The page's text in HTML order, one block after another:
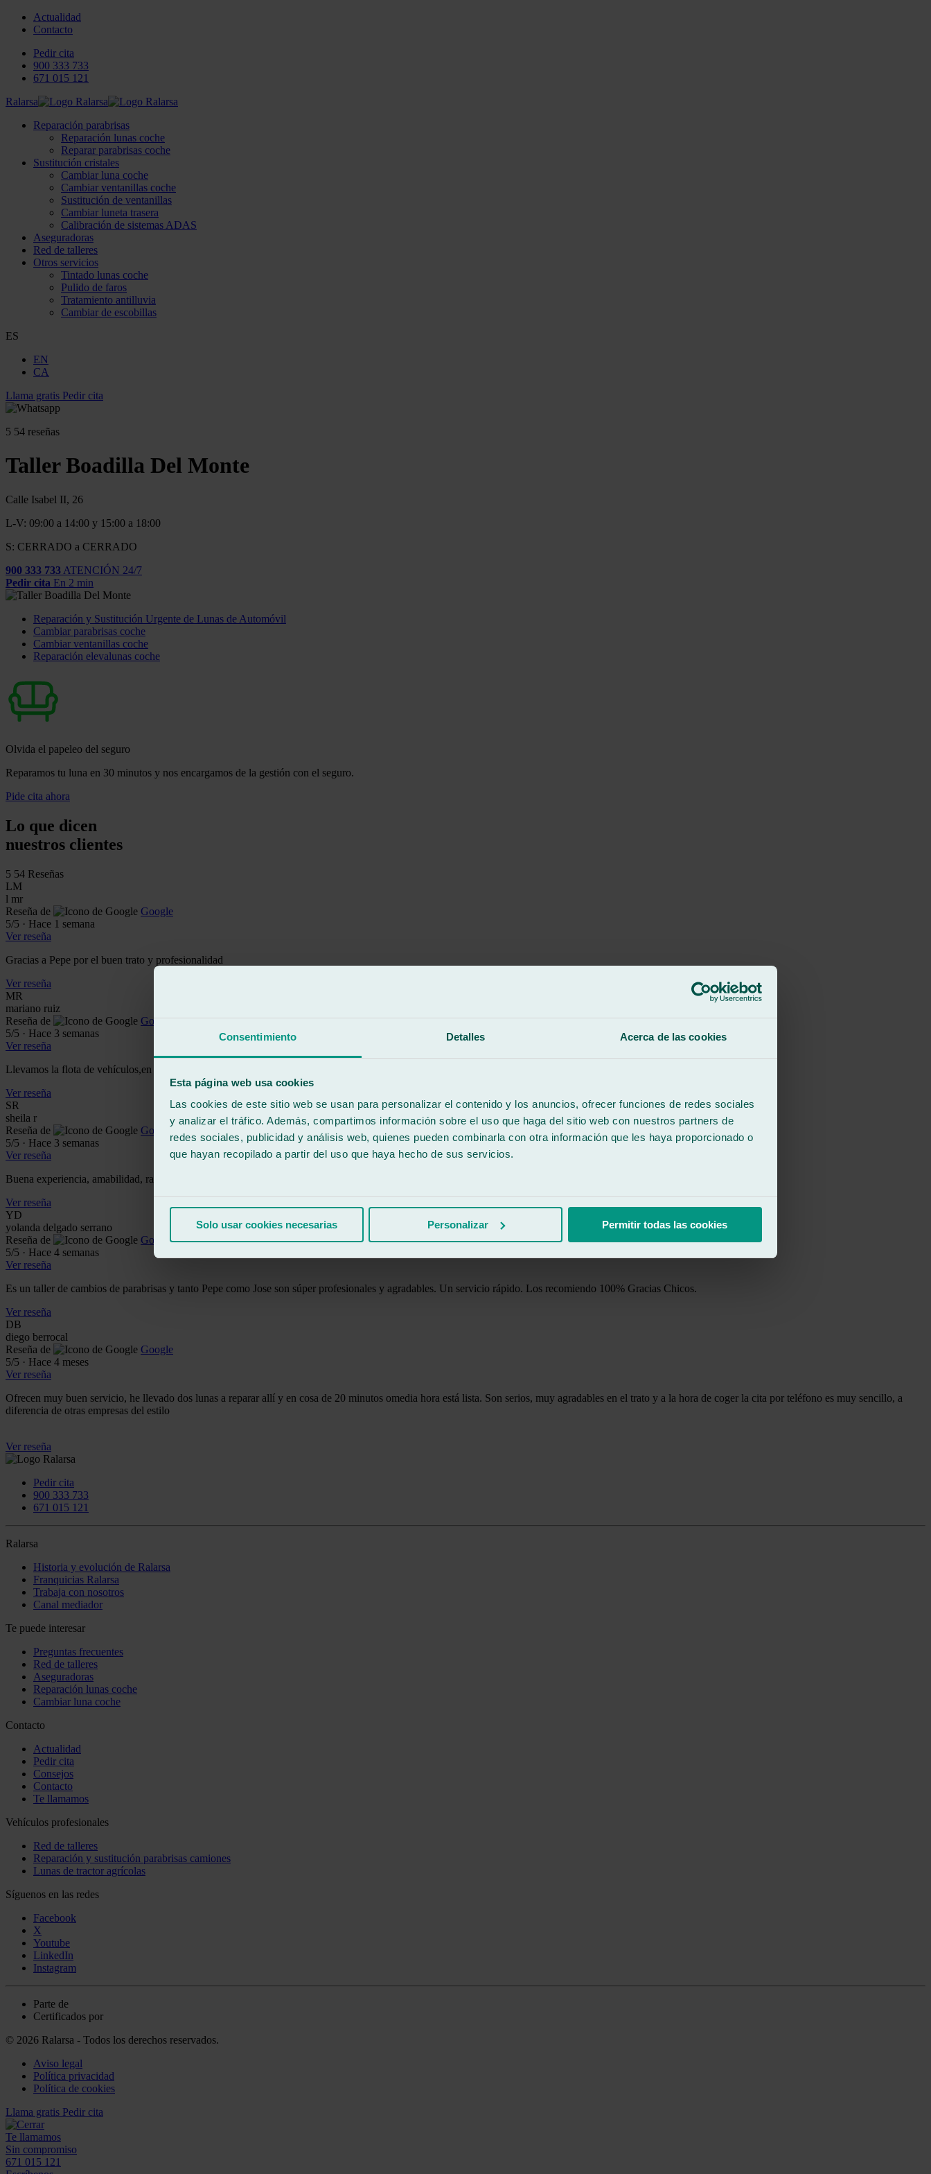
Consentimiento Detalles Acerca de las cookies
Esta página web usa cookies
Las cookies de este sitio web se usan para personalizar el contenido y los anuncios, ofrecer funciones de redes sociales
y analizar el tráfico. Además, compartimos información sobre el uso que haga del sitio web con nuestros partners de
redes sociales, publicidad y análisis web, quienes pueden combinarla con otra información que les haya proporcionado o
que hayan recopilado a partir del uso que haya hecho de sus servicios.
Solo usar cookies necesarias Personalizar Permitir todas las cookies
Actualidad
Contacto
Pedir cita
900 333 733
671 015 121
Ralarsa
Reparación parabrisas
Reparación lunas coche
Reparar parabrisas coche
Sustitución cristales
Cambiar luna coche
Cambiar ventanillas coche
Sustitución de ventanillas
Cambiar luneta trasera
Calibración de sistemas ADAS
Aseguradoras
Red de talleres
Otros servicios
Tintado lunas coche
Pulido de faros
Tratamiento antilluvia
Cambiar de escobillas
ES
EN
CA
Llama gratis Pedir cita
5 54 reseñas
Taller Boadilla Del Monte
Calle Isabel II, 26
L-V: 09:00 a 14:00 y 15:00 a 18:00
S: CERRADO a CERRADO
900 333 733 ATENCIÓN 24/7
Pedir cita En 2 min
Reparación y Sustitución Urgente de Lunas de Automóvil
Cambiar parabrisas coche
Cambiar ventanillas coche
Reparación elevalunas coche
Olvida el papeleo del seguro
Reparamos tu luna en 30 minutos y nos encargamos de la gestión con el seguro.
Pide cita ahora
Lo que dicen
nuestros clientes
5 54 Reseñas
LM
l mr
Reseña de
Google
5/5 · Hace 1 semana
Ver reseña
Gracias a Pepe por el buen trato y profesionalidad
Ver reseña
MR
mariano ruiz
Reseña de
Google
5/5 · Hace 3 semanas
Ver reseña
Llevamos la flota de vehículos,en la cual trabajo,y siempre hacen un trabajo,rápido y eficaz,grandes profesionales Pepe y su equipo!!
Ver reseña
SR
sheila r
Reseña de
Google
5/5 · Hace 3 semanas
Ver reseña
Buena experiencia, amabilidad, rapidez y excelente atención. La sustitución del parabrisas ha quedado perfecta. Lugar a tener en cuenta para futuras ocasiones.
Ver reseña
YD
yolanda delgado serrano
Reseña de
Google
5/5 · Hace 4 semanas
Ver reseña
Es un taller de cambios de parabrisas y tanto Pepe como Jose son súper profesionales y agradables. Un servicio rápido. Los recomiendo 100% Gracias Chicos.
Ver reseña
DB
diego berrocal
Reseña de
Google
5/5 · Hace 4 meses
Ver reseña
Ofrecen muy buen servicio, he llevado dos lunas a reparar allí y en cosa de 20 minutos omedia hora está lista. Son serios, muy agradables en el trato y a la hora de coger la cita por teléfono es muy sencillo, a
diferencia de otras empresas del estilo
Ver reseña
Pedir cita
900 333 733
671 015 121
Ralarsa
Historia y evolución de Ralarsa
Franquicias Ralarsa
Trabaja con nosotros
Canal mediador
Te puede interesar
Preguntas frecuentes
Red de talleres
Aseguradoras
Reparación lunas coche
Cambiar luna coche
Contacto
Actualidad
Pedir cita
Consejos
Contacto
Te llamamos
Vehículos profesionales
Red de talleres
Reparación y sustitución parabrisas camiones
Lunas de tractor agrícolas
Síguenos en las redes
Facebook
X
Youtube
LinkedIn
Instagram
Parte de
Certificados por
© 2026 Ralarsa - Todos los derechos reservados.
Aviso legal
Política privacidad
Política de cookies
Llama gratis Pedir cita
Te llamamos
Sin compromiso
671 015 121